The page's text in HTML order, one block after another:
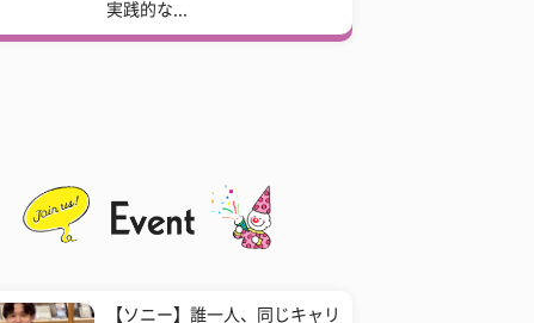
実践的な...
【ソニー】誰一人、同じキャリ